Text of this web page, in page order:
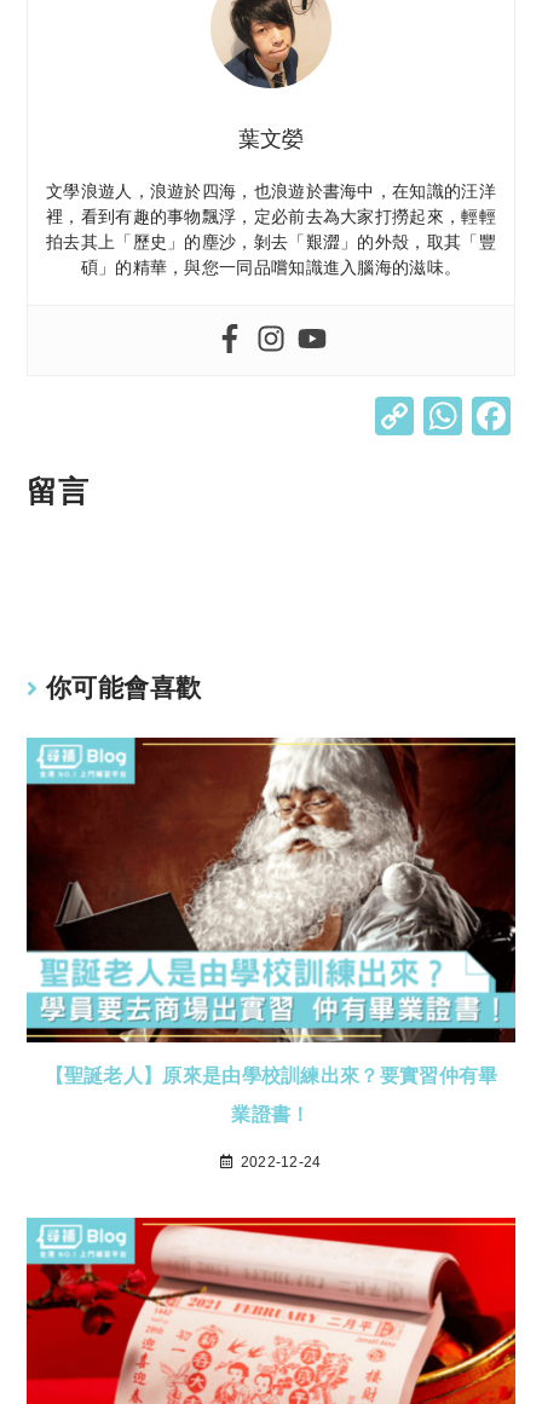
葉文嫈
文學浪遊人，浪遊於四海，也浪遊於書海中，在知識的汪洋
裡，看到有趣的事物飄浮，定必前去為大家打撈起來，輕輕
拍去其上「歷史」的塵沙，剝去「艱澀」的外殼，取其「豐
碩」的精華，與您一同品嚐知識進入腦海的滋味。
C W
留言
你可能會喜歡
【聖誕老人】原來是由學校訓練出來？要實習仲有畢
業證書！
2022-12-24